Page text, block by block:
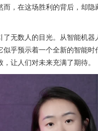
，在这场胜利的背后，却隐
无数人的目光。从智能机器
乎预示着一个全新的智能时
让人们对未来充满了期待。